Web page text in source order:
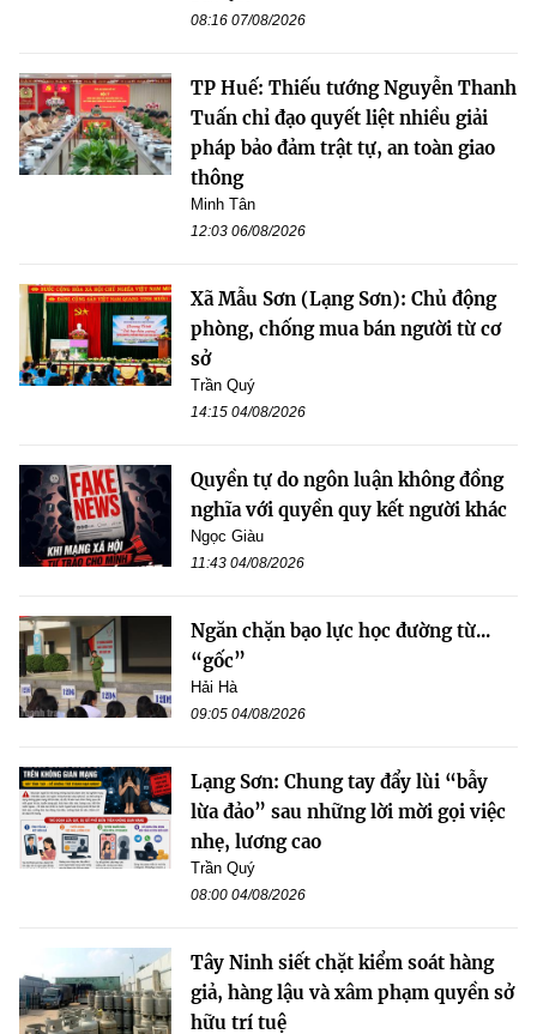
08:16 07/08/2026
TP Huế: Thiếu tướng Nguyễn Thanh
Tuấn chỉ đạo quyết liệt nhiều giải
pháp bảo đảm trật tự, an toàn giao
thông
Minh Tân
12:03 06/08/2026
Xã Mẫu Sơn (Lạng Sơn): Chủ động
phòng, chống mua bán người từ cơ
sở
Trần Quý
14:15 04/08/2026
Quyền tự do ngôn luận không đồng
nghĩa với quyền quy kết người khác
Ngọc Giàu
11:43 04/08/2026
Ngăn chặn bạo lực học đường từ...
“gốc”
Hải Hà
09:05 04/08/2026
Lạng Sơn: Chung tay đẩy lùi “bẫy
lừa đảo” sau những lời mời gọi việc
nhẹ, lương cao
Trần Quý
08:00 04/08/2026
Tây Ninh siết chặt kiểm soát hàng
giả, hàng lậu và xâm phạm quyền sở
hữu trí tuệ